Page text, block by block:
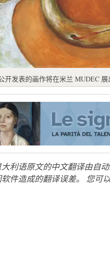
开发表的画作将在米兰 MUDEC 展
利语原文的中文翻译由自
件造成的翻译误差。 您可